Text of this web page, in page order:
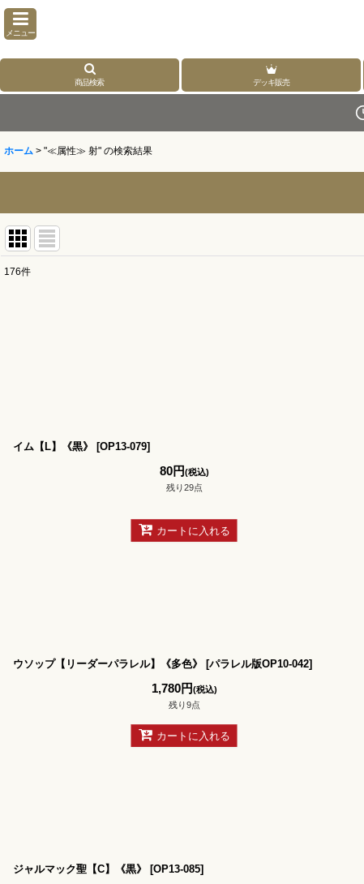
メニュー
商品検索 デッキ販売
ホーム > "≪属性≫ 射" の検索結果
176件
イム【L】《黒》 [OP13-079]
80円(税込)
残り29点
カートに入れる
ウソップ【リーダーパラレル】《多色》 [パラレル版OP10-042]
1,780円(税込)
残り9点
カートに入れる
ジャルマック聖【C】《黒》 [OP13-085]